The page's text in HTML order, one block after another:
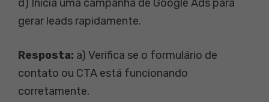
d) Inicia uma campanha de Google Ads para
gerar leads rapidamente.
Resposta: a) Verifica se o formulário de
contato ou CTA está funcionando
corretamente.